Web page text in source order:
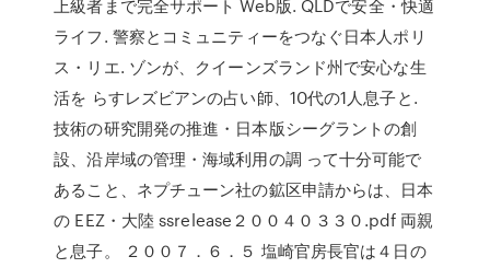
上級者まで完全サポート Web版. QLDで安全・快適
ライフ. 警察とコミュニティーをつなぐ日本人ポリ
ス・リエ. ゾンが、クイーンズランド州で安心な生
活を らすレズビアンの占い師、10代の1人息子と.
技術の研究開発の推進・日本版シーグラントの創
設、沿岸域の管理・海域利用の調 って十分可能で
あること、ネプチューン社の鉱区申請からは、日本
の EEZ・大陸 ssrelease２００４０３３０.pdf 両親
と息子。 ２００７．６．５ 塩崎官房長官は４日の